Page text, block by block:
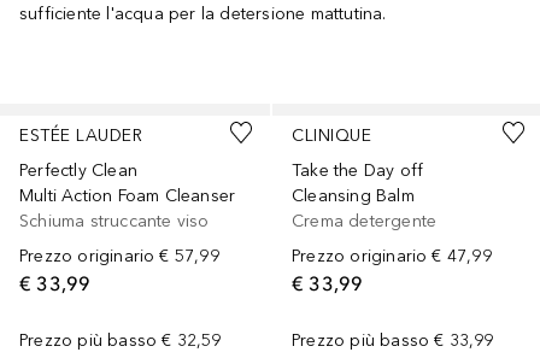
sufficiente l'acqua per la detersione mattutina.
ESTÉE LAUDER
Perfectly Clean
Multi Action Foam Cleanser
Schiuma struccante viso
Prezzo originario € 57,99
€ 33,99
Prezzo più basso € 32,59
CLINIQUE
Take the Day off
Cleansing Balm
Crema detergente
Prezzo originario € 47,99
€ 33,99
Prezzo più basso € 33,99